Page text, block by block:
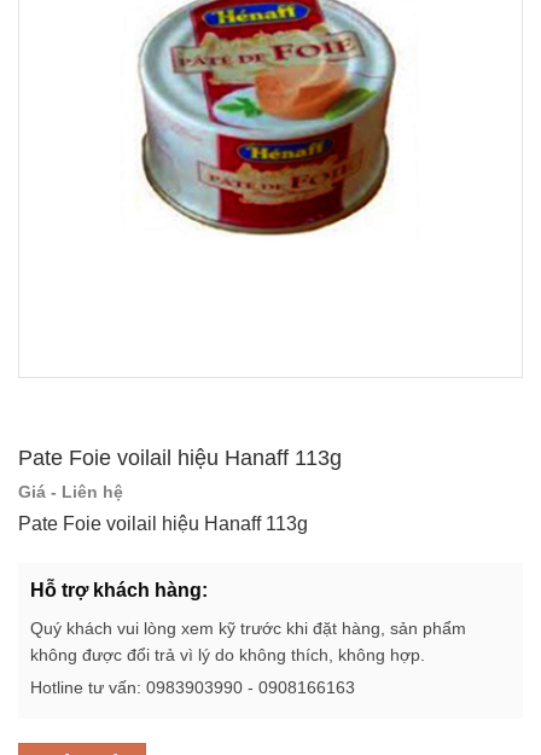
Pate Foie voilail hiệu Hanaff 113g
Giá - Liên hệ
Pate Foie voilail hiệu Hanaff 113g
Hỗ trợ khách hàng:
Quý khách vui lòng xem kỹ trước khi đặt hàng, sản phẩm
không được đổi trả vì lý do không thích, không hợp.
Hotline tư vấn: 0983903990 - 0908166163